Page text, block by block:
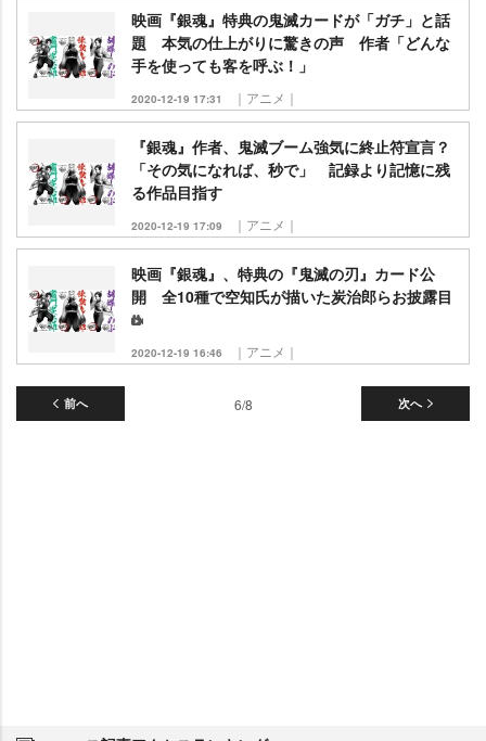
映画『銀魂』特典の鬼滅カードが「ガチ」と話
題 本気の仕上がりに驚きの声 作者「どんな
手を使っても客を呼ぶ！」
2020-12-19 17:31 ｜アニメ｜
『銀魂』作者、鬼滅ブーム強気に終止符宣言？
「その気になれば、秒で」 記録より記憶に残
る作品目指す
2020-12-19 17:09 ｜アニメ｜
映画『銀魂』、特典の『鬼滅の刃』カード公
開 全10種で空知氏が描いた炭治郎らお披露目
2020-12-19 16:46 ｜アニメ｜
前へ 次へ
6/8